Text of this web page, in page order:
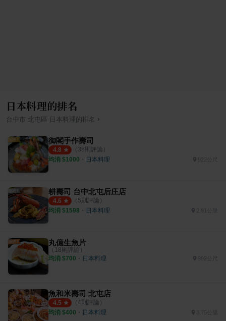
日本料理的排名
台中市 北屯區 日本料理 的排名 ›
御閣手作壽司
4.8 （ 38則評論）
均消 $1000 ・ 日本料理
耕壽司 台中北屯后庄店
4.6 （ 5則評論）
均消 $1598 ・ 日本料理
丸億生魚片
（ 18則評論）
均消 $700 ・ 日本料理
魚和米壽司 北屯店
4.5 （ 4則評論）
均消 $400 ・ 日本料理 3.75公里